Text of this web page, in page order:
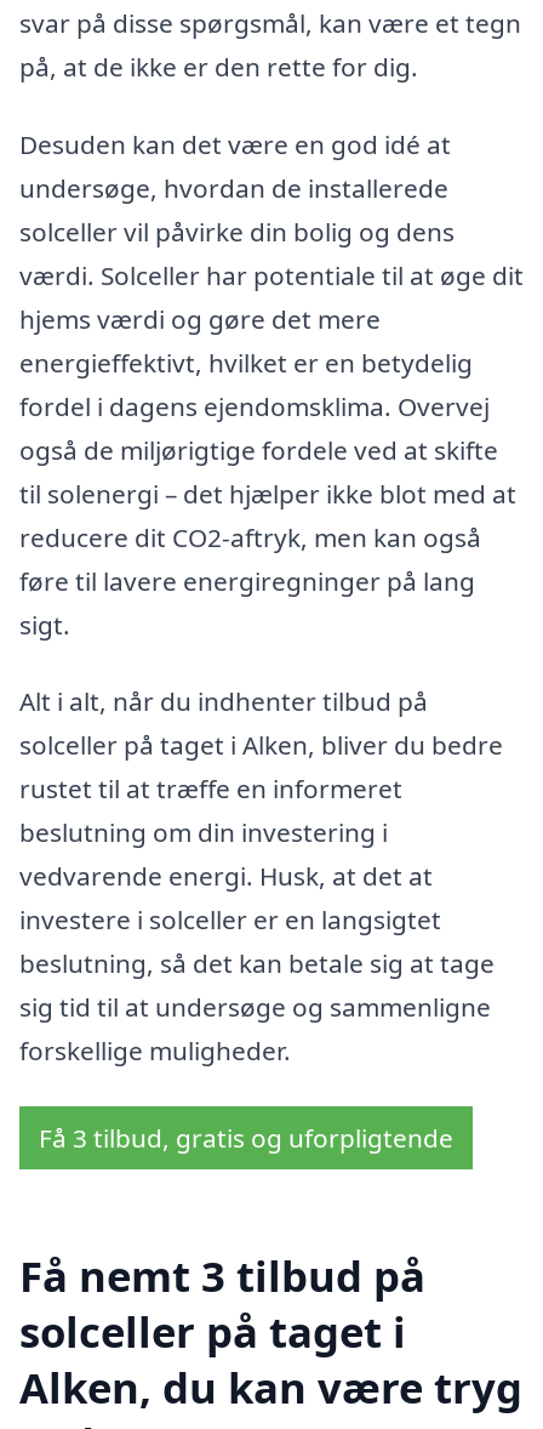
svar på disse spørgsmål, kan være et tegn
på, at de ikke er den rette for dig.
Desuden kan det være en god idé at
undersøge, hvordan de installerede
solceller vil påvirke din bolig og dens
værdi. Solceller har potentiale til at øge dit
hjems værdi og gøre det mere
energieffektivt, hvilket er en betydelig
fordel i dagens ejendomsklima. Overvej
også de miljørigtige fordele ved at skifte
til solenergi – det hjælper ikke blot med at
reducere dit CO2-aftryk, men kan også
føre til lavere energiregninger på lang
sigt.
Alt i alt, når du indhenter tilbud på
solceller på taget i Alken, bliver du bedre
rustet til at træffe en informeret
beslutning om din investering i
vedvarende energi. Husk, at det at
investere i solceller er en langsigtet
beslutning, så det kan betale sig at tage
sig tid til at undersøge og sammenligne
forskellige muligheder.
Få 3 tilbud, gratis og uforpligtende
Få nemt 3 tilbud på
solceller på taget i
Alken, du kan være tryg